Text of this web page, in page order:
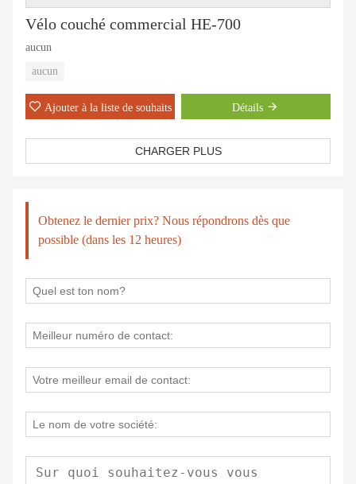
Vélo couché commercial HE-700
aucun
aucun
Ajouter à la liste de souhaits Détails
CHARGER PLUS
Obtenez le dernier prix? Nous répondrons dès que
possible (dans les 12 heures)